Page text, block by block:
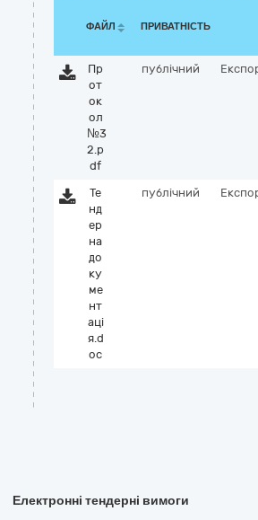
ФАЙЛ ПРИВАТНІСТЬ
Пр
от
ок
ол
№3
2.p
df
публічний
Те
нд
ер
на
до
ку
ме
нт
аці
я.d
oc
публічний
Електронні тендерні вимоги